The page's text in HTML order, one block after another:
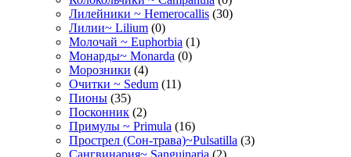
Лилейники ~ Hemerocallis (30)
Лилии~ Lilium (0)
Молочай ~ Euphorbia (1)
Монарды~ Monarda (0)
Морозники (4)
Очитки ~ Sedum (11)
Пионы (35)
Посконник (2)
Примулы ~ Primula (16)
Прострел (Сон-трава)~Pulsatilla (3)